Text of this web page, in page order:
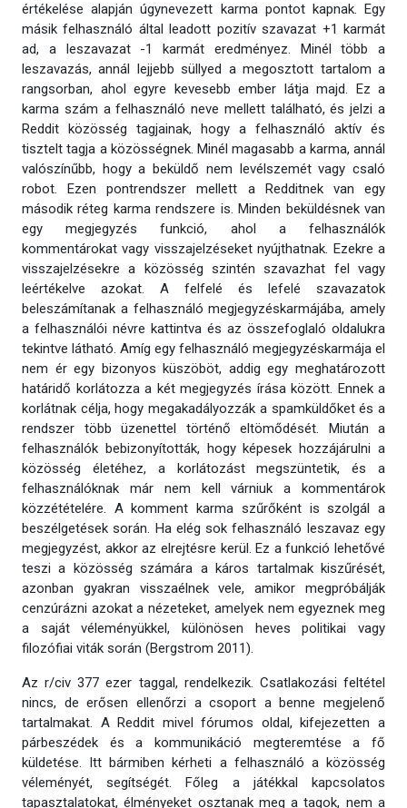
értékelése alapján úgynevezett karma pontot kapnak. Egy
másik felhasználó által leadott pozitív szavazat +1 karmát
ad, a leszavazat -1 karmát eredményez. Minél több a
leszavazás, annál lejjebb süllyed a megosztott tartalom a
rangsorban, ahol egyre kevesebb ember látja majd. Ez a
karma szám a felhasználó neve mellett található, és jelzi a
Reddit közösség tagjainak, hogy a felhasználó aktív és
tisztelt tagja a közösségnek. Minél magasabb a karma, annál
valószínűbb, hogy a beküldő nem levélszemét vagy csaló
robot. Ezen pontrendszer mellett a Redditnek van egy
második réteg karma rendszere is. Minden beküldésnek van
egy megjegyzés funkció, ahol a felhasználók
kommentárokat vagy visszajelzéseket nyújthatnak. Ezekre a
visszajelzésekre a közösség szintén szavazhat fel vagy
leértékelve azokat. A felfelé és lefelé szavazatok
beleszámítanak a felhasználó megjegyzéskarmájába, amely
a felhasználói névre kattintva és az összefoglaló oldalukra
tekintve látható. Amíg egy felhasználó megjegyzéskarmája el
nem ér egy bizonyos küszöböt, addig egy meghatározott
határidő korlátozza a két megjegyzés írása között. Ennek a
korlátnak célja, hogy megakadályozzák a spamküldőket és a
rendszer több üzenettel történő eltömődését. Miután a
felhasználók bebizonyították, hogy képesek hozzájárulni a
közösség életéhez, a korlátozást megszüntetik, és a
felhasználóknak már nem kell várniuk a kommentárok
közzétételére. A komment karma szűrőként is szolgál a
beszélgetések során. Ha elég sok felhasználó leszavaz egy
megjegyzést, akkor az elrejtésre kerül. Ez a funkció lehetővé
teszi a közösség számára a káros tartalmak kiszűrését,
azonban gyakran visszaélnek vele, amikor megpróbálják
cenzúrázni azokat a nézeteket, amelyek nem egyeznek meg
a saját véleményükkel, különösen heves politikai vagy
filozófiai viták során (Bergstrom 2011).
Az r/civ 377 ezer taggal, rendelkezik. Csatlakozási feltétel
nincs, de erősen ellenőrzi a csoport a benne megjelenő
tartalmakat. A Reddit mivel fórumos oldal, kifejezetten a
párbeszédek és a kommunikáció megteremtése a fő
küldetése. Itt bármiben kérheti a felhasználó a közösség
véleményét, segítségét. Főleg a játékkal kapcsolatos
tapasztalatokat, élményeket osztanak meg a tagok, nem a